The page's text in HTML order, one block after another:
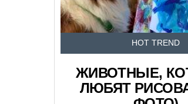
HOT TREND
ЖИВОТНЫЕ,
ЛЮБЯТ